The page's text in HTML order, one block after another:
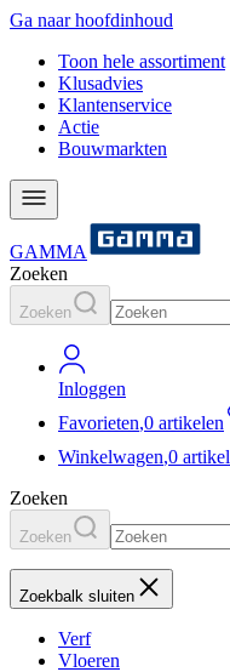
Ga naar hoofdinhoud
Toon hele assortiment
Klusadvies
Klantenservice
Actie
Bouwmarkten
GAMMA
Zoeken
Zoeken
Inloggen
Favorieten,0 artikelen
Winkelwagen,0
Zoeken
Zoeken
Zoekbalk sluiten
Verf
Vloeren